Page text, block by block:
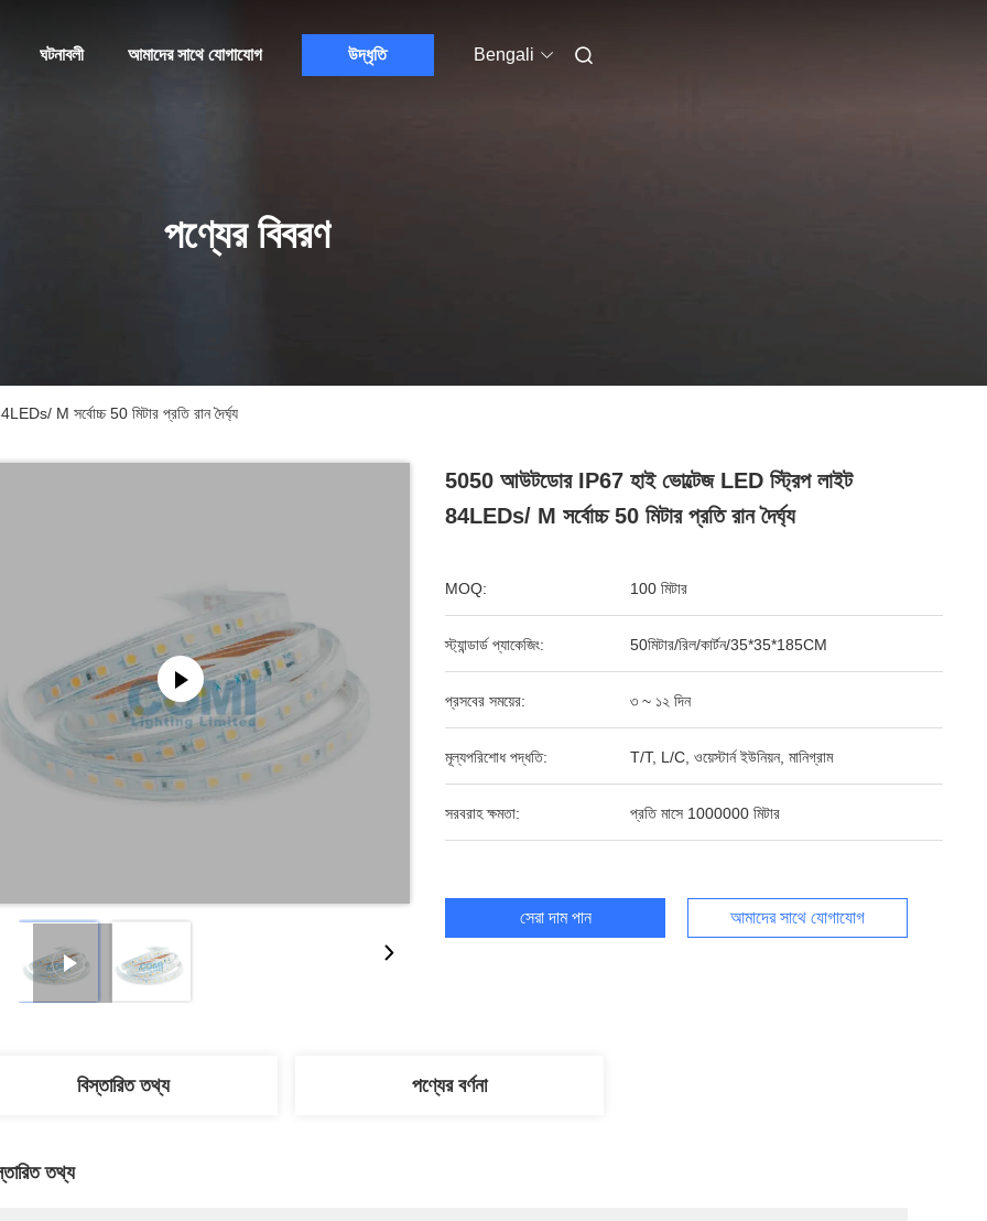
ঘটনাবলী আমাদের সাথে যোগাযোগ উদ্ধৃতি Bengali
পণ্যের বিবরণ
M সর্বোচ্চ 50 মিটার প্রতি রান দৈর্ঘ্য
5050 আউটডোর IP67 হাই ভোল্টেজ LED স্ট্রিপ লাইট
84LEDs/ M সর্বোচ্চ 50 মিটার প্রতি রান দৈর্ঘ্য
MOQ: 100 মিটার
স্ট্যান্ডার্ড প্যাকেজিং: 50মিটার/রিল/কার্টন/35*35*185CM
প্রসবের সময়ের: ৩ ~ ১২ দিন
মূল্যপরিশোধ পদ্ধতি: T/T, L/C, ওয়েস্টার্ন ইউনিয়ন, মানিগ্রাম
সরবরাহ ক্ষমতা: প্রতি মাসে 1000000 মিটার
সেরা দাম পান আমাদের সাথে যোগাযোগ
বিস্তারিত তথ্য পণ্যের বর্ণনা
তথ্য